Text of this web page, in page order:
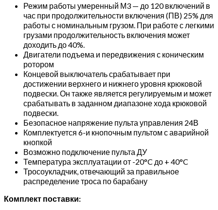
Режим работы умеренный М3 — до 120 включений в
час при продолжительности включения (ПВ) 25% для
работы с номинальным грузом. При работе с легкими
грузами продолжительность включения может
доходить до 40%.
Двигатели подъема и передвижения с коническим
ротором
Концевой выключатель срабатывает при
достижении верхнего и нижнего уровня крюковой
подвески. Он также является регулируемым и может
срабатывать в заданном диапазоне хода крюковой
подвески.
Безопасное напряжение пульта управления 24В
Комплектуется 6-и кнопочным пультом с аварийной
кнопкой
Возможно подключение пульта ДУ
Температура эксплуатации от -20°C до + 40°C
Тросоукладчик, отвечающий за правильное
распределение троса по барабану
Комплект поставки: